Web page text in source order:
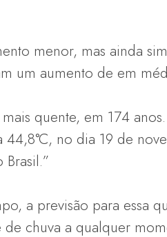
menor, mas ainda
um aumento de em
quente, em 174
no dia 19 de
a previsão para essa
chuva a qualquer